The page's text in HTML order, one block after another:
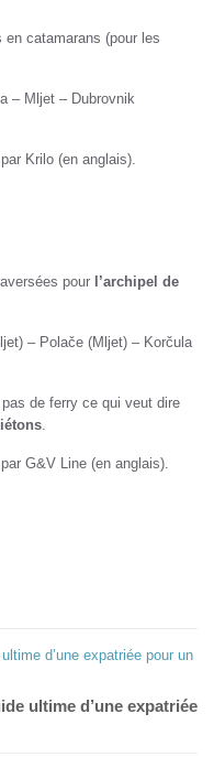
en catamarans (pour les
– Mljet – Dubrovnik
Krilo (en anglais).
pour l’archipel de
– Polače (Mljet) – Korčula
de ferry ce qui veut dire
G&V Line (en anglais).
ultime d’une expatriée